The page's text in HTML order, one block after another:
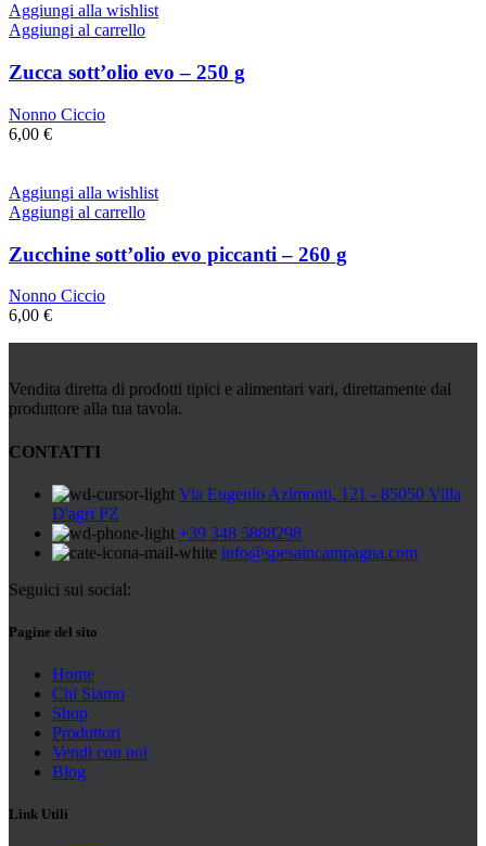
Aggiungi alla wishlist
Aggiungi al carrello
Zucca sott’olio evo – 250 g
Nonno Ciccio
6,00 €
Aggiungi alla wishlist
Aggiungi al carrello
Zucchine sott’olio evo piccanti – 260 g
Nonno Ciccio
6,00 €
Vendita diretta di prodotti tipici e alimentari vari, direttamente dal
produttore alla tua tavola.
CONTATTI
Via Eugenio Azimonti, 121 - 85050 Villa
D'agri PZ
+39 348 5888298
info@spesaincampagna.com
Seguici sui social:
Pagine del sito
Home
Chi Siamo
Shop
Produttori
Vendi con noi
Blog
Link Utili